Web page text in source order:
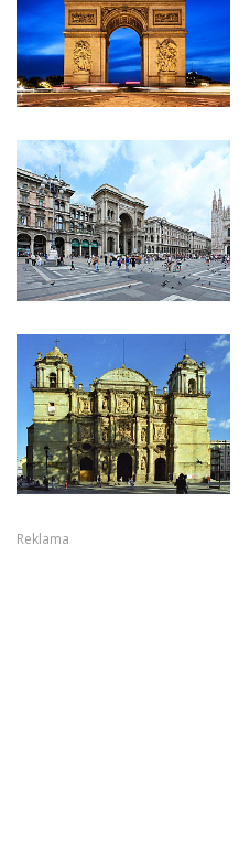
Reklama